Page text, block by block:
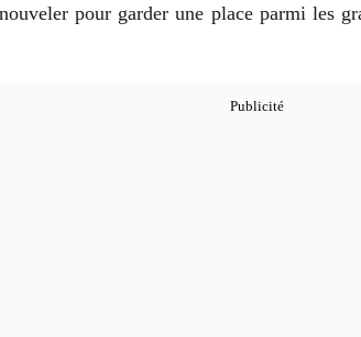
pour garder une place parmi les